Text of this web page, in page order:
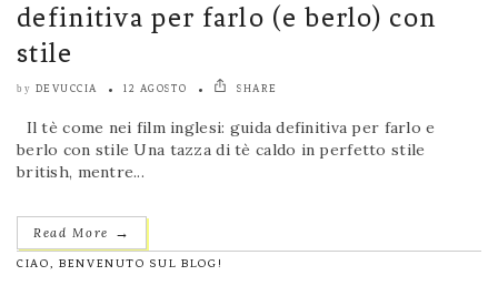
definitiva per farlo (e berlo) con
stile
by DEVUCCIA 12 AGOSTO SHARE
Il tè come nei film inglesi: guida definitiva per farlo e
berlo con stile Una tazza di tè caldo in perfetto stile
british, mentre...
Read More →
CIAO, BENVENUTO SUL BLOG!